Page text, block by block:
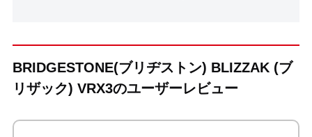
BRIDGESTONE(ブリヂストン) BLIZZAK (ブ
リザック) VRX3のユーザーレビュー